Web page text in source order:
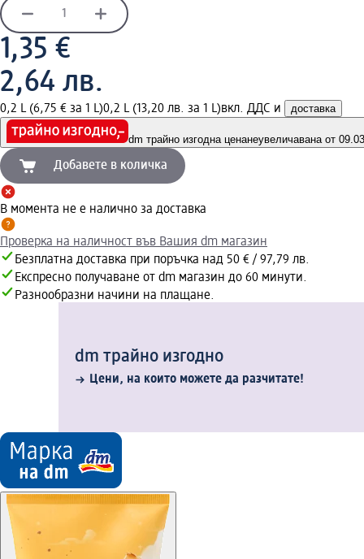
1,35 €
2,64 лв.
0,2 L (6,75 € за 1 L)0,2 L (13,20 лв. за 1 L)вкл. ДДС и доставка
dm трайно изгодна ценанеувеличавана от
Добавете в количка
В момента не е налично за доставка
Проверка на наличност във Вашия dm магазин
Безплатна доставка при поръчка над 50 € / 97,79 лв.
Експресно получаване от dm магазин до 60 минути.
Разнообразни начини на плащане.
dm трайно изгодно
Цени, на които можете да разчитате!